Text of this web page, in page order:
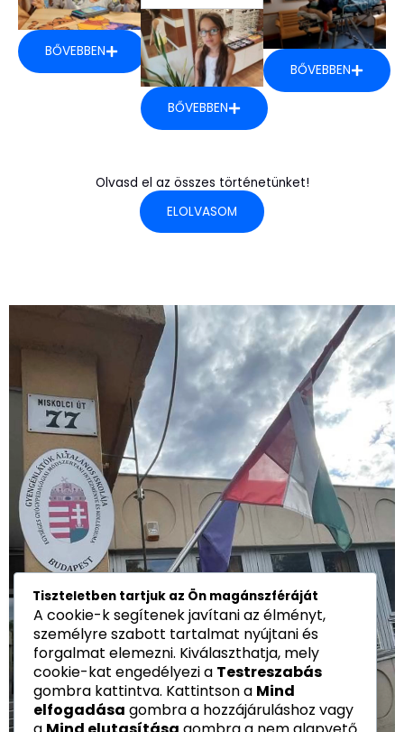
BŐVEBBEN
BŐVEBBEN
BŐVEBBEN
Olvasd el az összes történetünket!
ELOLVASOM
Tiszteletben tartjuk az Ön magánszféráját
A cookie-k segítenek javítani az élményt,
személyre szabott tartalmat nyújtani és
forgalmat elemezni. Kiválaszthatja, mely
cookie-kat engedélyezi a Testreszabás
gombra kattintva. Kattintson a Mind
elfogadása gombra a hozzájáruláshoz vagy